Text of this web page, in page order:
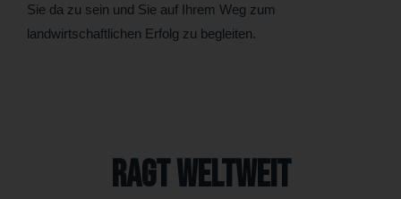
Sie da zu sein und Sie auf Ihrem Weg zum
landwirtschaftlichen Erfolg zu begleiten.
RAGT Weltweit